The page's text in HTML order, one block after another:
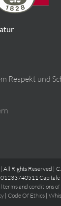
Respekt und
All Rights Reserved |
Capitale
terms and conditions of
| Code Of Ethics |